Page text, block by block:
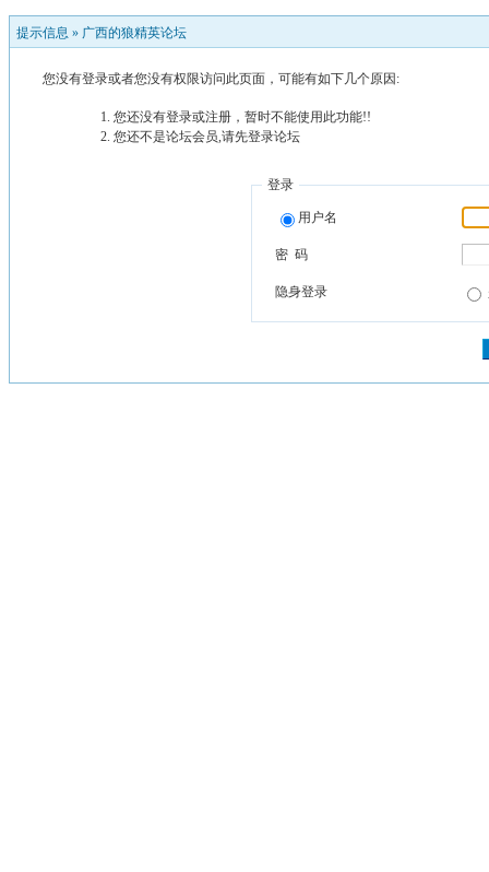
提示信息 » 广西的狼精英论坛
您没有登录或者您没有权限访问此页面，可能有如下几个原因:
您还没有登录或注册，暂时不能使用此功能!!
您还不是论坛会员,请先登录论坛
登录
用户名
密 码
隐身登录